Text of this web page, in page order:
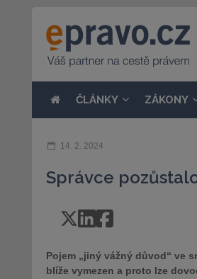
ČLÁNKY ZÁKONY
14. 2. 2024
Správce
Pojem „jiný vážný důvod“ ve
blíže vymezen a proto lze